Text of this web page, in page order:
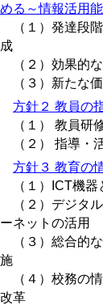
める～情報活用
（１）発達段
成
（２）効果的
（３）新たな
方針２ 教員の
（１） 教員研
（２） 指導・
方針３ 教育の
（１）ICT機器
（２）デジタル
ーネットの活用
（３）総合的
施
（４）校務の
改革